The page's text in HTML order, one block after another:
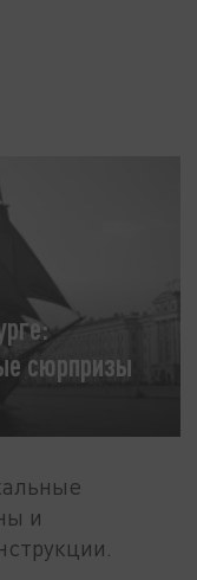
сюрпризы
и